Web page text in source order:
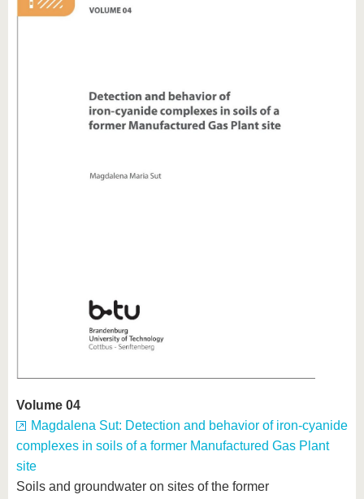
Volume 04
Magdalena Sut: Detection and behavior of iron-cyanide
complexes in soils of a former Manufactured Gas Plant
site
Soils and groundwater on sites of the former